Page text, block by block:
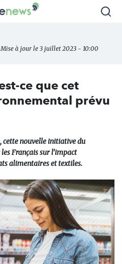
à jour le 3 juillet 2023 - 10:00
ce que cet
prévu
cette nouvelle initiative du
Français sur l’impact
alimentaires et textiles.